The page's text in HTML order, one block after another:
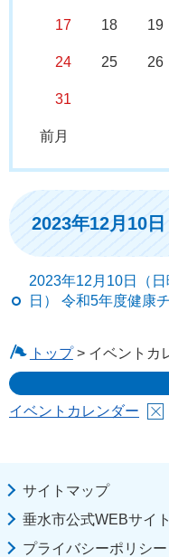
17 18 19
24 25 26
31
前月
2023年12月10
2023年12月10日（
日） 令和5年度健康
トップ> イベントカ
イベントカレンダー
サイトマップ
垂水市公式WEBサイ
プライバシーポリシ